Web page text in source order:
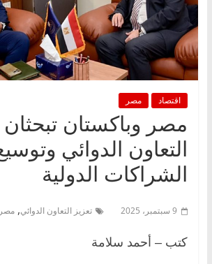
اقتصاد مصر
مصر وباكستان تبحثان
التعاون الدوائي
الشراكات الدولية
9 سبتمبر، 2025 تعزيز التعاون الدوائي,
كتب – أحمد سلامة